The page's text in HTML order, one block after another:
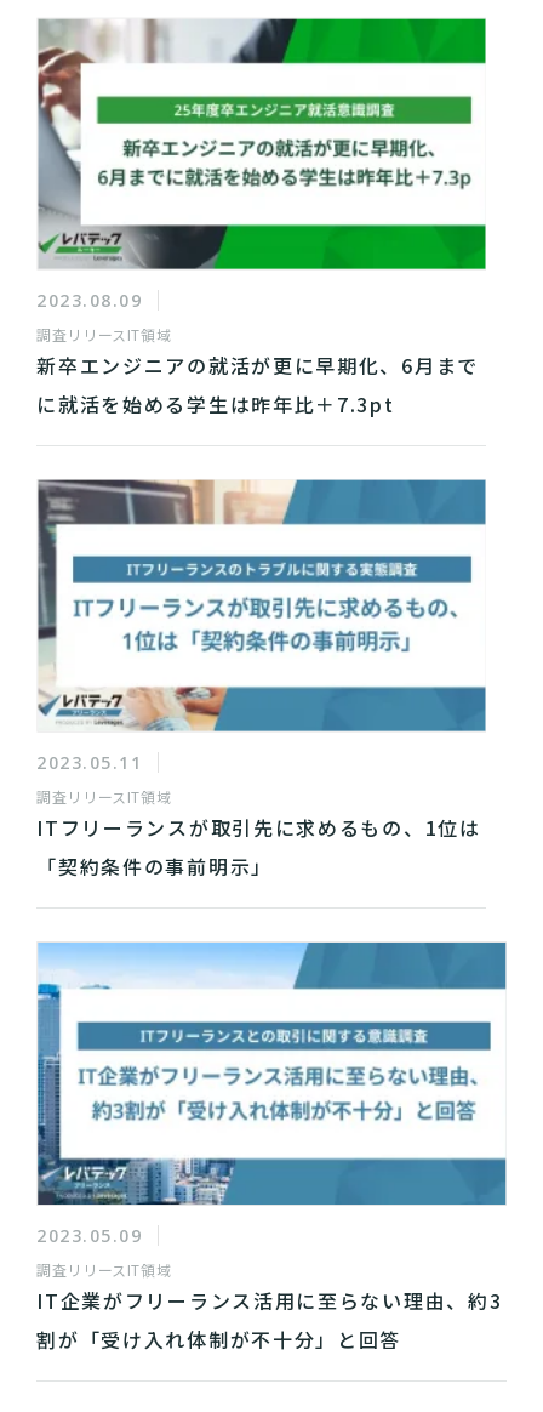
2023.08.09
調査リリース IT領域
新卒エンジニアの就活が更に早期化、6月まで
に就活を始める学生は昨年比＋7.3pt
2023.05.11
調査リリース IT領域
ITフリーランスが取引先に求めるもの、1位は
「契約条件の事前明示」
2023.05.09
調査リリース IT領域
IT企業がフリーランス活用に至らない理由、約3
割が「受け入れ体制が不十分」と回答